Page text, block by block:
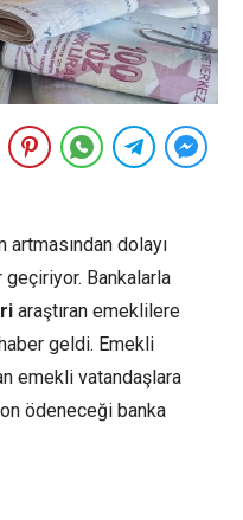
artmasından dolayı
Bankalarla
araştıran emeklilere
geldi. Emekli
emekli vatandaşlara
ödeneceği banka